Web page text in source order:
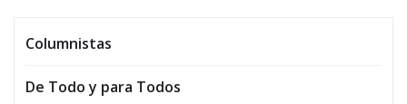
Columnistas
De Todo y para Todos